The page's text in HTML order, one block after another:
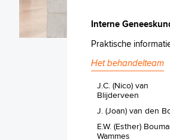
Interne
Praktische
Het behandelteam
J.C. (Nico) van
Blijderveen
J. (Joan) van den
E.W. (Esther)
Wammes